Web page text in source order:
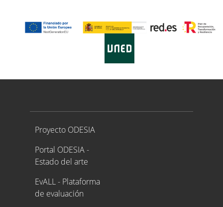
Proyecto ODESIA
Proyecto ODESIA
Portal ODESIA -
Estado del arte
EvALL - Plataforma
de evaluación